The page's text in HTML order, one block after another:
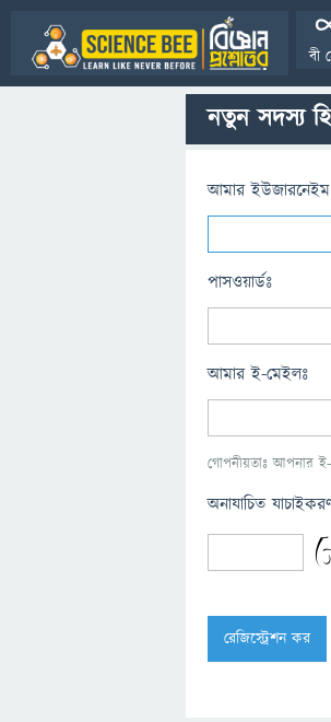
বী
নতুন সদস্য
আমার ইউজারনেইম
পাসওয়ার্ডঃ
আমার ই-মেইলঃ
গোপনীয়তাঃ আপনার ই-
অনাযাচিত